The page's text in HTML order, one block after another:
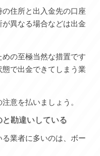
住所と出入金先の口座
が異なる場合などは出金
の至極当然な措置です
で出金できてしまう業
意を払いましょう。
勘違いしている
業者に多いのは、ボー